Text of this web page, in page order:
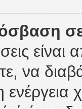
είναι
να